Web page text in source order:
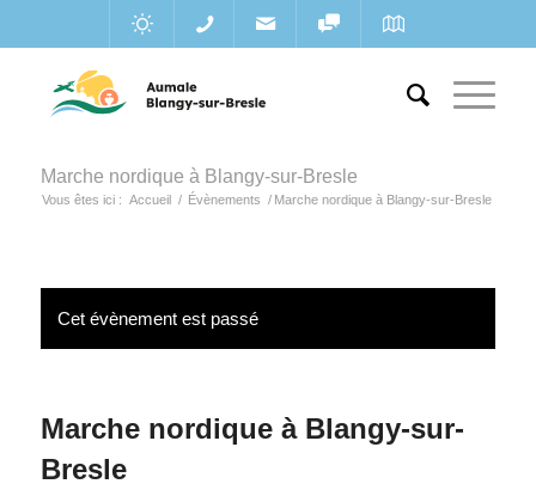
Marche nordique à Blangy-sur-Bresle
Vous êtes ici : Accueil / Évènements / Marche nordique à Blangy-sur-Bresle
Cet évènement est passé
Marche nordique à Blangy-sur-
Bresle